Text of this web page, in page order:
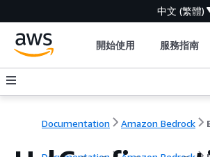
中文 (繁體)
開始使用 服務指南
Documentation Amazon Bedrock